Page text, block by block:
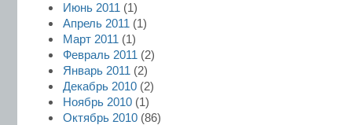
Июнь 2011 (1)
Апрель 2011 (1)
Март 2011 (1)
Февраль 2011 (2)
Январь 2011 (2)
Декабрь 2010 (2)
Ноябрь 2010 (1)
Октябрь 2010 (86)